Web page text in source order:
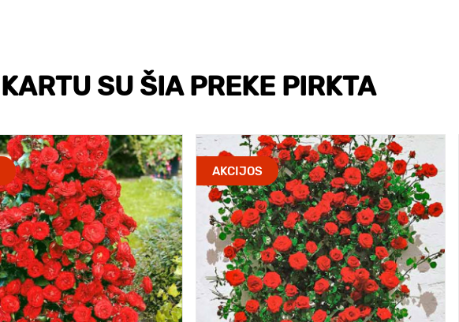
KARTU SU ŠIA PREKE PIRKTA
AKCIJOS